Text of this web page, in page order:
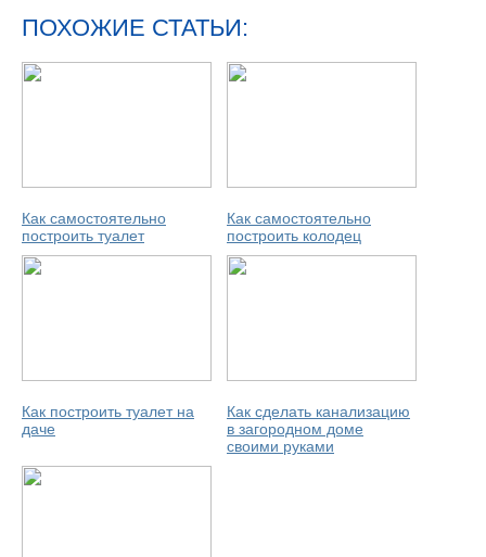
ПОХОЖИЕ СТАТЬИ:
Как самостоятельно
построить туалет
Как самостоятельно
построить колодец
Как построить туалет на
даче
Как сделать канализацию
в загородном доме
своими руками